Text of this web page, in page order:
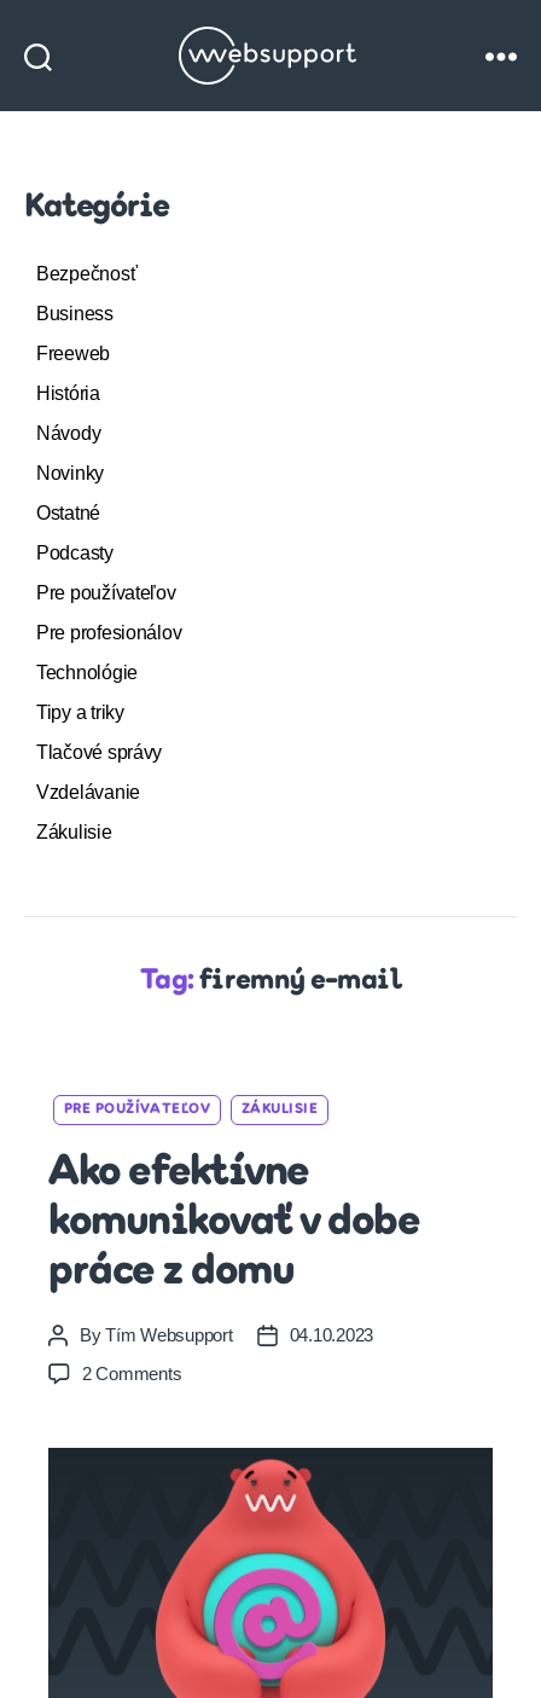
Websupport
Kategórie
Bezpečnosť
Business
Freeweb
História
Návody
Novinky
Ostatné
Podcasty
Pre používateľov
Pre profesionálov
Technológie
Tipy a triky
Tlačové správy
Vzdelávanie
Zákulisie
Tag: firemný e-mail
Categories
PRE POUŽÍVATEĽOV ZÁKULISIE
Ako efektívne
komunikovať v dobe
práce z domu
Post
author
ByTím Websupport
Post04.10.2023
2 Commentson
komunikovať
práce
z
domu